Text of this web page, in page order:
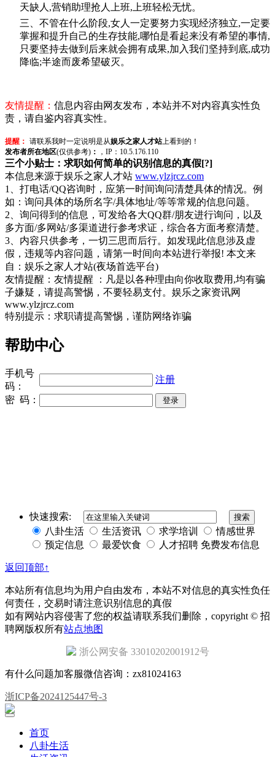
天缺人,营销助理抢人上班,上班轻松无忧。
三、不管在什么阶段,女人一定要努力实现经济独立,一定要
掌握和提升自己的生存技能,哪怕是看起来没有希望的事情,
只要坚持去做到后来就会拥有成果,加入我们坚持到底,成功
降临;半途而废希望破灭。
友情提醒： 信息内容由网友发布，本站并不对内容真实性负
责，请自鉴内容真实性。
提醒： 请联系我时一定说明是从娱乐之家人才站上看到的！
发布者所在地区(仅供参考) ： ，IP：10.5.176.110
三个小贴士：求职如何简单的识别信息的真假[?]
本信息来源于娱乐之家人才站 www.ylzjrcz.com
1、打电话/QQ咨询时，应第一时间询问清楚具体的情况。例
如：询问具体的场所名字/具体地址/等等常规的信息问题。
2、询问得到的信息，可发给各大QQ群/朋友进行询问，以及
多方面/多网站/多渠道进行参考求证，综合各方面考察清楚。
3、内容只供参考，一切三思而后行。如发现此信息涉及虚
假，违规等内容问题，请第一时间向本站进行举报! 本文来
自：娱乐之家人才站(夜场首选平台)
友情提醒：友情提醒 ：凡是以各种理由向你收取费用,均有骗
子嫌疑，请提高警惕，不要轻易支付。娱乐之家资讯网
www.ylzjrcz.com
特别提示：求职请提高警惕，谨防网络诈骗
帮助中心
手机号
码：
注册
密 码：
快速搜索:
八卦生活
生活资讯 求学培训
情感世界
预定信息
最爱饮食 人才招聘 免费发布信息
返回顶部↑
本站所有信息均为用户自由发布，本站不对信息的真实性负任
何责任，交易时请注意识别信息的真假
如有网站内容侵害了您的权益请联系我们删除，copyright © 招
聘网版权所有站点地图
浙公网安备 33010202001912号
有什么问题加客服微信咨询：zx81024163
浙ICP备2024125447号-3
首页
八卦生活